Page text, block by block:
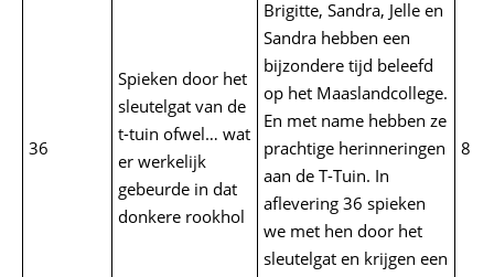
36
Spieken door het
sleutelgat van de
t-tuin ofwel… wat
er werkelijk
gebeurde in dat
donkere rookhol
Brigitte, Sandra, Jelle en
Sandra hebben een
bijzondere tijd beleefd
op het Maaslandcollege.
En met name hebben ze
prachtige herinneringen
aan de T-Tuin. In
aflevering 36 spieken
we met hen door het
sleutelgat en krijgen een
8